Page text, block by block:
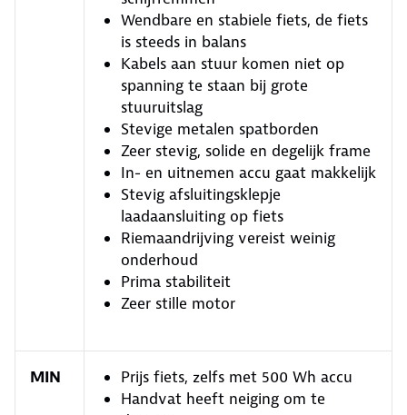
Wendbare en stabiele fiets, de fiets
is steeds in balans
Kabels aan stuur komen niet op
spanning te staan bij grote
stuuruitslag
Stevige metalen spatborden
Zeer stevig, solide en degelijk frame
In- en uitnemen accu gaat makkelijk
Stevig afsluitingsklepje
laadaansluiting op fiets
Riemaandrijving vereist weinig
onderhoud
Prima stabiliteit
Zeer stille motor
MIN
Prijs fiets, zelfs met 500 Wh accu
Handvat heeft neiging om te